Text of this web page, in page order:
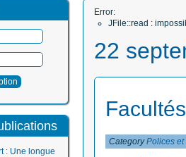
: Une longue
Error:
JFile::read :
22
CategoryPolices